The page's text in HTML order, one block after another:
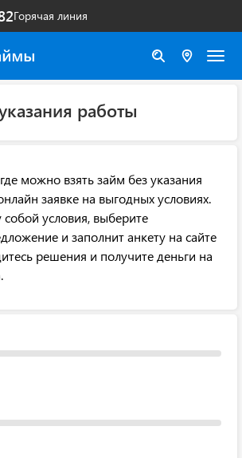
Горячая линия
работы
можно взять займ без указания
заявке на выгодных условиях.
условия, выберите
и заполнит анкету на сайте
решения и получите деньги на